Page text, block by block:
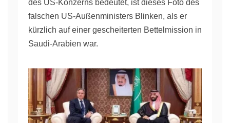
des US-Konzerns bedeutet, ist dieses Foto des
falschen US-Außenministers Blinken, als er
kürzlich auf einer gescheiterten Bettelmission in
Saudi-Arabien war.